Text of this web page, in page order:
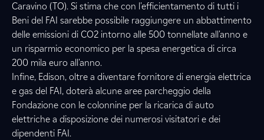
Caravino (TO). Si stima che con l'efficientamento di tutti i
Beni del FAI sarebbe possibile raggiungere un abbattimento
delle emissioni di CO2 intorno alle 500 tonnellate all'anno e
un risparmio economico per la spesa energetica di circa
200 mila euro all'anno.
Infine, Edison, oltre a diventare fornitore di energia elettrica
e gas del FAI, doterà alcune aree parcheggio della
Fondazione con le colonnine per la ricarica di auto
elettriche a disposizione dei numerosi visitatori e dei
dipendenti FAI.